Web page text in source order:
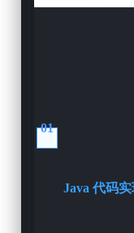
01
Java 代码